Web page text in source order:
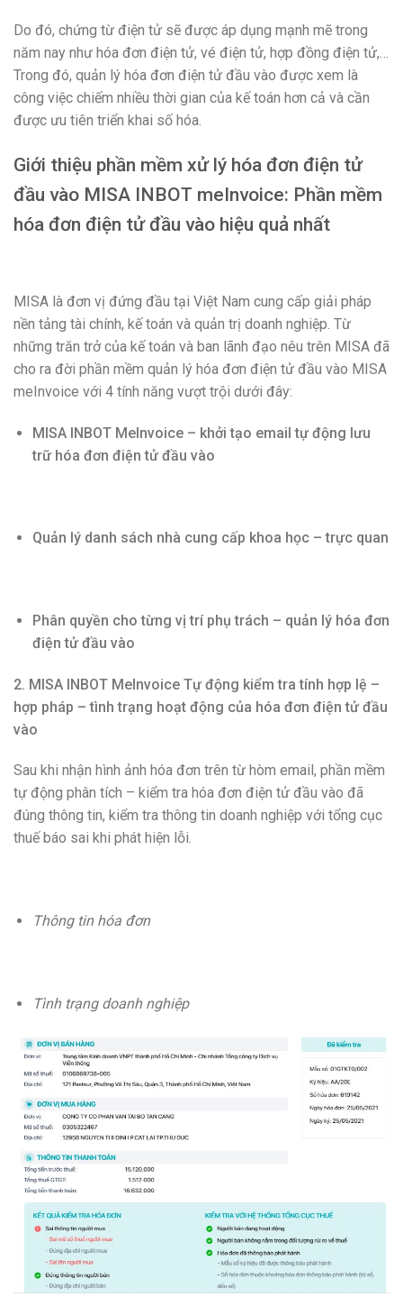
Do đó, chứng từ điện tử sẽ được áp dụng mạnh mẽ trong
năm nay như hóa đơn điện tử, vé điện tử, hợp đồng điện tử,…
Trong đó, quản lý hóa đơn điện tử đầu vào được xem là
công việc chiếm nhiều thời gian của kế toán hơn cả và cần
được ưu tiên triển khai số hóa.
Giới thiệu phần mềm xử lý hóa đơn điện tử
đầu vào MISA INBOT meInvoice: Phần mềm
hóa đơn điện tử đầu vào hiệu quả nhất
MISA là đơn vị đứng đầu tại Việt Nam cung cấp giải pháp
nền tảng tài chính, kế toán và quản trị doanh nghiệp. Từ
những trăn trở của kế toán và ban lãnh đạo nêu trên MISA đã
cho ra đời phần mềm quản lý hóa đơn điện tử đầu vào MISA
meInvoice với 4 tính năng vượt trội dưới đây:
MISA INBOT MeInvoice – khởi tạo email tự động lưu
trữ hóa đơn điện tử đầu vào
Quản lý danh sách nhà cung cấp khoa học – trực quan
Phân quyền cho từng vị trí phụ trách – quản lý hóa đơn
điện tử đầu vào
2. MISA INBOT MeInvoice Tự động kiểm tra tính hợp lệ –
hợp pháp – tình trạng hoạt động của hóa đơn điện tử đầu
vào
Sau khi nhận hình ảnh hóa đơn trên từ hòm email, phần mềm
tự động phân tích – kiểm tra hóa đơn điện tử đầu vào đã
đúng thông tin, kiểm tra thông tin doanh nghiệp với tổng cục
thuế báo sai khi phát hiện lỗi.
Thông tin hóa đơn
Tình trạng doanh nghiệp